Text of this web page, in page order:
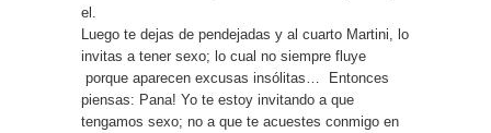
el.
Luego te dejas de pendejadas y al cuarto Martini, lo
invitas a tener sexo; lo cual no siempre fluye
porque aparecen excusas insólitas… Entonces
piensas: Pana! Yo te estoy invitando a que
tengamos sexo; no a que te acuestes conmigo en